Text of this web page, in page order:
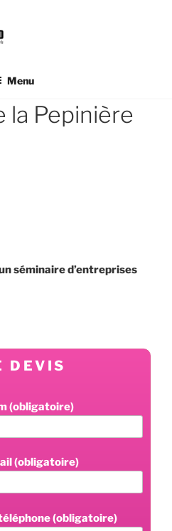
Menu
la Pepinière
séminaire d’entreprises
DEVIS
(obligatoire)
(obligatoire)
(obligatoire)